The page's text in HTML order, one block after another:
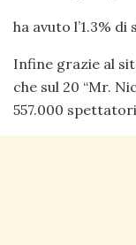
ha avuto l’1.3%
Infine grazie al
che sul 20 “Mr.
557.000